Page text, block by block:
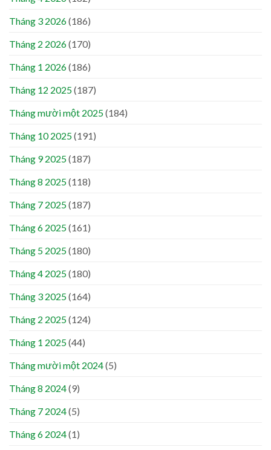
Tháng 3 2026(186)
Tháng 2 2026(170)
Tháng 1 2026(186)
Tháng 12 2025(187)
Tháng mười một 2025(184)
Tháng 10 2025(191)
Tháng 9 2025(187)
Tháng 8 2025(118)
Tháng 7 2025(187)
Tháng 6 2025(161)
Tháng 5 2025(180)
Tháng 4 2025(180)
Tháng 3 2025(164)
Tháng 2 2025(124)
Tháng 1 2025(44)
Tháng mười một 2024(5)
Tháng 8 2024(9)
Tháng 7 2024(5)
Tháng 6 2024(1)